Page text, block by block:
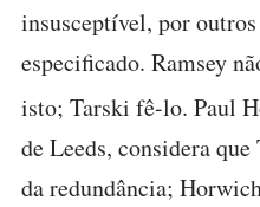
insusceptível, por
especificado. Ramsey
isto; Tarski fê-lo. Paul
de Leeds, considera
da redundância;